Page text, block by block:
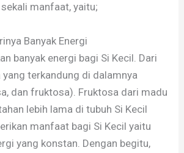
manfaat, yaitu;
Banyak Energi
banyak energi bagi Si Kecil. Dari
terkandung di dalamnya
dan fruktosa). Fruktosa dari madu
lebih lama di tubuh Si Kecil
manfaat bagi Si Kecil yaitu
yang konstan. Dengan begitu,